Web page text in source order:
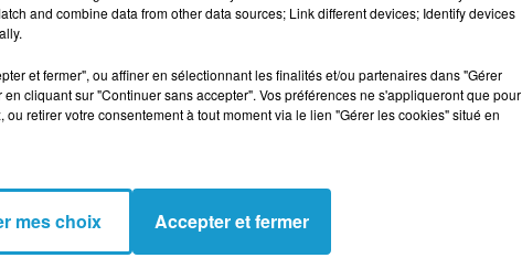
est saccagée par une centaine
and combine data from other data sources; Link different devices; Identify devices
et fermer", ou affiner en sélectionnant les finalités et/ou partenaires dans "Gérer
cliquant sur "Continuer sans accepter". Vos préférences ne s'appliqueront que pour
retirer votre consentement à tout moment via le lien "Gérer les cookies" situé en
mes choix Accepter et fermer